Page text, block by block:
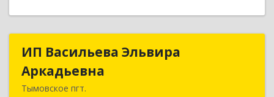
ИП Васильева Эльвира
Аркадьевна
Тымовское пгт.
ИП Васильева Эльвира